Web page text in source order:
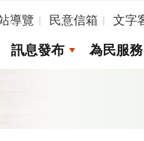
導覽 民意信箱 文字
訊息發布 為民服務